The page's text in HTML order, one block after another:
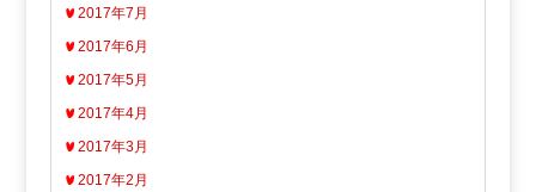
2017年7月
2017年6月
2017年5月
2017年4月
2017年3月
2017年2月